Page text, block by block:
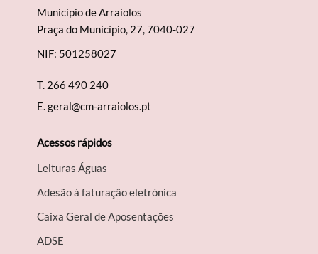
Município de Arraiolos
Praça do Município, 27, 7040-027
NIF: 501258027
T. 266 490 240
E.geral@cm-arraiolos.pt
Acessos rápidos
Leituras Águas
Adesão à faturação eletrónica
Caixa Geral de Aposentações
A​DSE